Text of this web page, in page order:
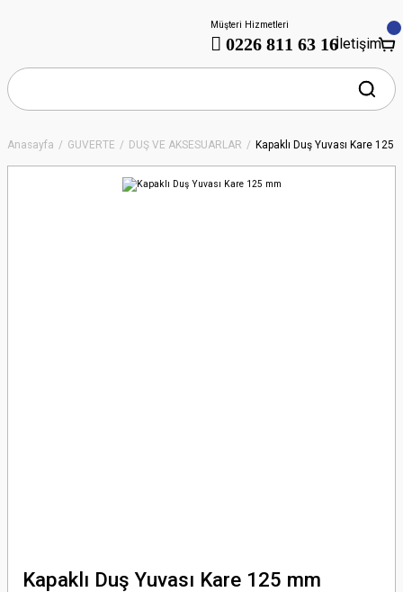
Müşteri Hizmetleri
0226 811 63 16İletişim
Anasayfa GÜVERTE DUŞ VE AKSESUARLAR Kapaklı Duş Yuvası Kare 125
Kapaklı Duş Yuvası Kare 125 mm